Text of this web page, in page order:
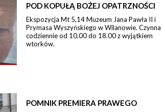
POD KOPUŁĄ BOŻEJ OPATRZNOŚCI
Ekspozycja Mt 5,14 Muzeum Jana Pawła II i
Prymasa Wyszyńskiego w Wilanowie. Czynna
codziennie od 10.00 do 18.00 z wyjątkiem
wtorków.
POMNIK PREMIERA PRAWEGO